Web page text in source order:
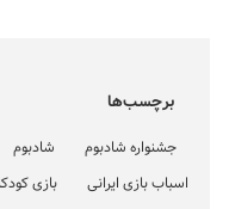
برچسب‌ها
جشنواره شادبوم شادبوم
اسباب بازی ایرانی
بازی